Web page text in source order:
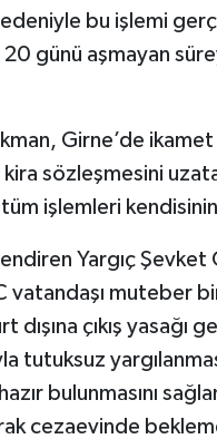
nedeniyle bu işlemi
20 günü aşmayan
Girne’de
sözleşmesini
işlemleri
Yargıç Şevket
vatandaşı muteber
dışına çıkış yasağı
tutuksuz
bulunmasını
cezaevinde